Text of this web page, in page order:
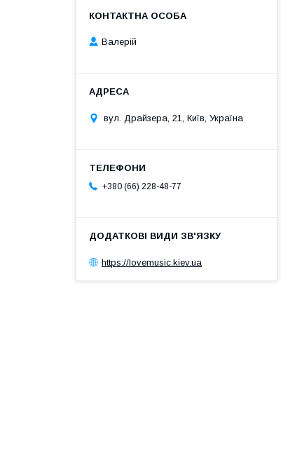
Валерій
вул. Драйзера, 21, Київ, Україна
+380 (66) 228-48-77
https://lovemusic.kiev.ua